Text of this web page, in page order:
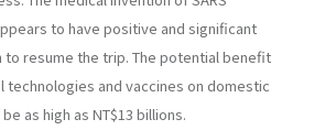
to have positive and significant
resume the trip. The potential benefit
technologies and vaccines on domestic
as high as NT$13 billions.